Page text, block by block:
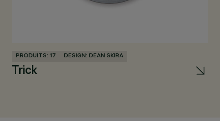
PRODUITS: 17 DESIGN: DEAN SKIRA
Trick